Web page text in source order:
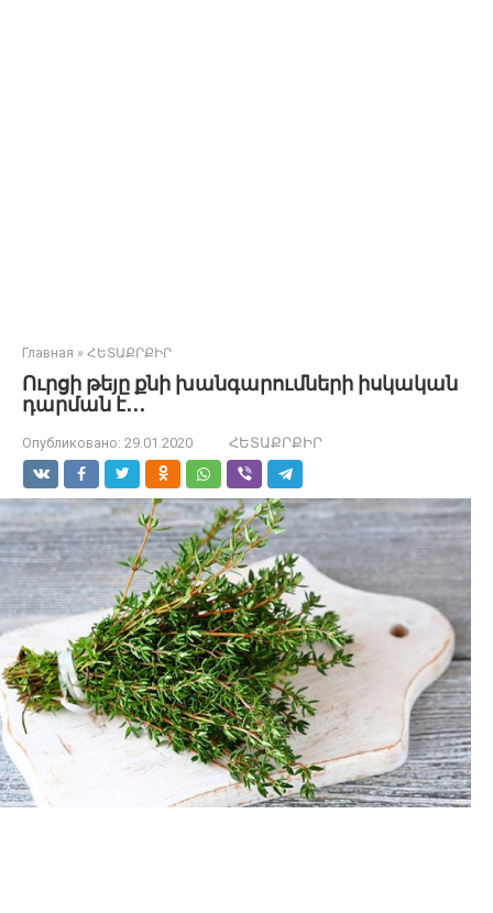
Главная » ՀԵՏԱՔՐՔԻՐ
Ուրցի թեյը քնի խանգարումների իսկական
դարման է․․․
Опубликовано: 29.01.2020 ՀԵՏԱՔՐՔԻՐ